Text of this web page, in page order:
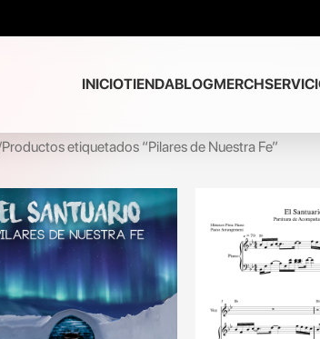
INICIOTIENDABLOGMERCH
Productos etiquetados “Pilares de Nuestra Fe”